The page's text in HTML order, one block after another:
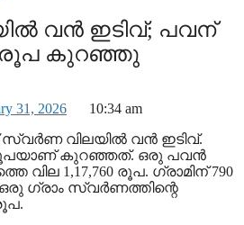
വന്‍ ഇടിവ്; പവന്
രൂപ കുറഞ്ഞു
31, 2026
10:34 am
സ്വര്‍ണ വിലയില്‍ വന്‍ ഇടിവ്.
രൂപയാണ് കുറഞ്ഞത്. ഒരു പവന്‍
വില 1,17,760 രൂപ. ഗ്രാമിന് 790
ഗ്രാം സ്വര്‍ണത്തിന്റെ